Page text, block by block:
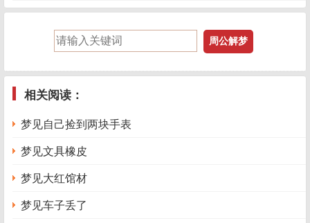
相关阅读：
梦见自己捡到两块手表
梦见文具橡皮
梦见大红馆材
梦见车子丢了